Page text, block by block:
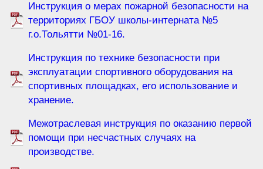
Инструкция о мерах пожарной безопасности на
территориях ГБОУ школы-интерната №5
г.о.Тольятти №01-16.
Инструкция по технике безопасности при
эксплуатации спортивного оборудования на
спортивных площадках, его использование и
хранение.
Межотраслевая инструкция по оказанию первой
помощи при несчастных случаях на
производстве.